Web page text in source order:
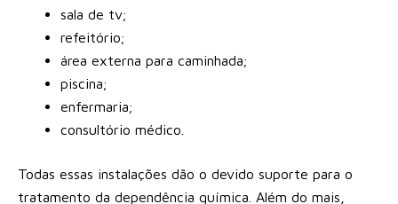
sala de tv;
refeitório;
área externa para caminhada;
piscina;
enfermaria;
consultório médico.
Todas essas instalações dão o devido suporte para o
tratamento da dependência química. Além do mais,